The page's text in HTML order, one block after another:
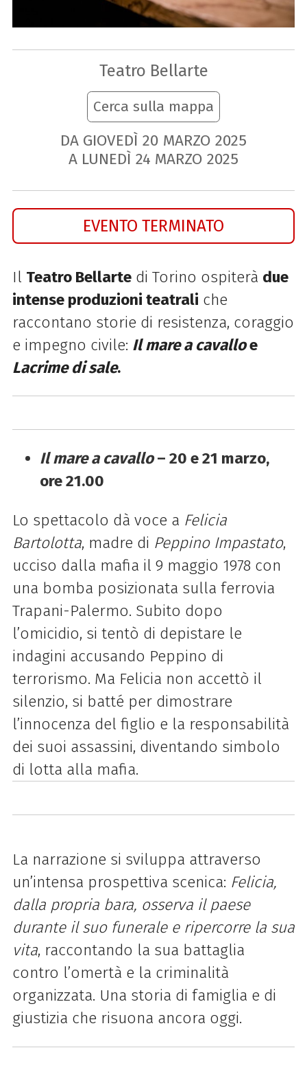
Teatro Bellarte
Cerca sulla mappa
DA GIOVEDÌ 20 MARZO 2025
A LUNEDÌ 24 MARZO 2025
EVENTO TERMINATO
Il Teatro Bellartedi Torino ospiterà due
intense produzioni teatrali che
raccontano storie di resistenza, coraggio
e impegno civile: Il mare a cavalloe
Lacrime di sale.
Il mare a cavallo– 20 e 21 marzo,
ore 21.00
Lo spettacolo dà voce a Felicia
Bartolotta, madre di Peppino Impastato,
ucciso dalla mafia il 9 maggio 1978 con
una bomba posizionata sulla ferrovia
Trapani-Palermo. Subito dopo
l’omicidio, si tentò di depistare le
indagini accusando Peppino di
terrorismo. Ma Felicia non accettò il
silenzio, si batté per dimostrare
l’innocenza del figlio e la responsabilità
dei suoi assassini, diventando simbolo
di lotta alla mafia.
La narrazione si sviluppa attraverso
un’intensa prospettiva scenica: Felicia,
dalla propria bara, osserva il paese
durante il suo funerale e ripercorre la sua
vita, raccontando la sua battaglia
contro l’omertà e la criminalità
organizzata. Una storia di famiglia e di
giustizia che risuona ancora oggi.